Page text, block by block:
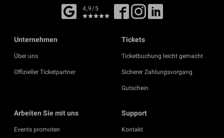
4,9/5
Unternehmen
Über uns
Offizieller Ticketpartner
Tickets
Ticketbuchung leicht gemacht
Sicherer Zahlungsvorgang
Gutschein
Arbeiten Sie mit uns
Events promoten
Support
Kontakt